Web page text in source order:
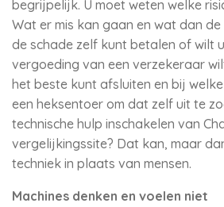
begrijpelijk. U moet weten welke
Wat er mis kan gaan en wat dan
de schade zelf kunt betalen of wilt
vergoeding van een verzekeraar
het beste kunt afsluiten en bij
een heksentoer om dat zelf uit te
technische hulp inschakelen van
vergelijkingssite? Dat kan, maar
techniek in plaats van mensen.
Machines denken en voelen niet